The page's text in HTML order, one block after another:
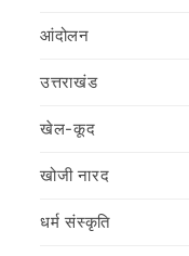
आंदोलन
उत्तराखंड
खेल-कूद
खोजी नारद
धर्म संस्कृति